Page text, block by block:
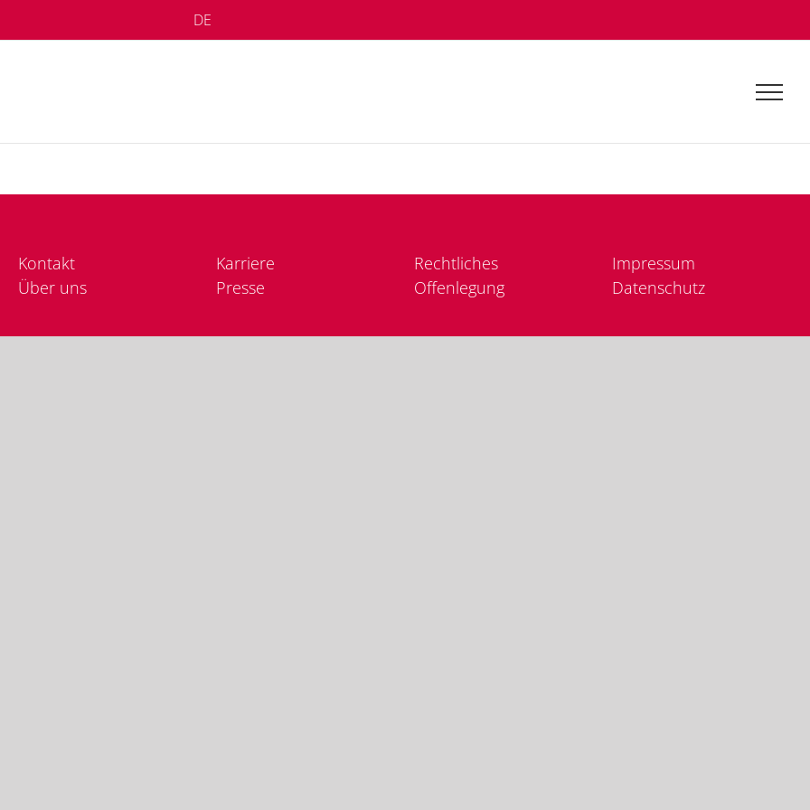
DE
Kon­takt
Über uns
Kar­rie­re
Pres­se
Recht­li­ches
Of­fen­le­gung
Im­pres­sum
Da­ten­schutz